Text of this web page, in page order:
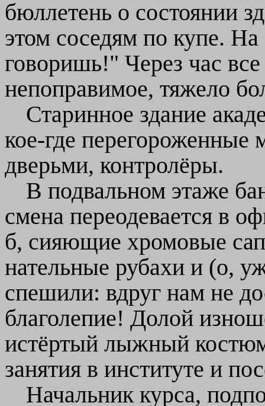
бюллетень о состоянии
этом соседям по купе.
говоришь!" Через час
непоправимое, тяжело
Старинное здание
кое-где
дверьми, контролёры.
В подвальном этаже
смена переодевается в
б, сияющие хромовые
нательные рубахи и (о,
спешили: вдруг нам не
благолепие! Долой
истёртый лыжный
занятия в институте и
Начальник курса,